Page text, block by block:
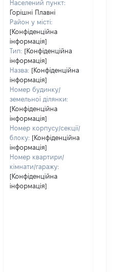
Населений пункт:
Горішні Плавні
Район у місті:
[Конфіденційна
інформація]
Тип: [Конфіденційна
інформація]
Назва: [Конфіденційна
інформація]
Номер будинку/
земельної ділянки:
[Конфіденційна
інформація]
Номер корпусу/секції/
блоку: [Конфіденційна
інформація]
Номер квартири/
кімнати/гаражу:
[Конфіденційна
інформація]